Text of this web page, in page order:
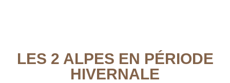
LES 2 ALPES EN PÉRIODE
HIVERNALE